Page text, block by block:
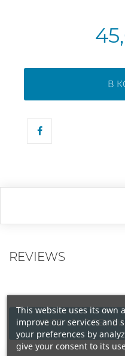
В
REVIEWS
WRITE YOUR
This website uses its own
improve our services and
your preferences by
give your consent to its